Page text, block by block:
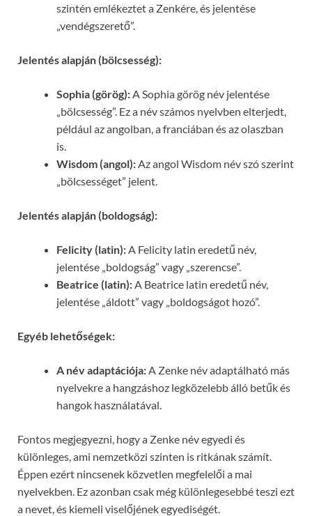
szintén emlékeztet a Zenkére, és jelentése
„vendégszerető”.
Jelentés alapján (bölcsesség):
Sophia (görög): A Sophia görög név jelentése
„bölcsesség”. Ez a név számos nyelvben elterjedt,
például az angolban, a franciában és az olaszban
is.
Wisdom (angol): Az angol Wisdom név szó szerint
„bölcsességet” jelent.
Jelentés alapján (boldogság):
Felicity (latin): A Felicity latin eredetű név,
jelentése „boldogság” vagy „szerencse”.
Beatrice (latin): A Beatrice latin eredetű név,
jelentése „áldott” vagy „boldogságot hozó”.
Egyéb lehetőségek:
A név adaptációja: A Zenke név adaptálható más
nyelvekre a hangzáshoz legközelebb álló betűk és
hangok használatával.
Fontos megjegyezni, hogy a Zenke név egyedi és
különleges, ami nemzetközi szinten is ritkának számít.
Éppen ezért nincsenek közvetlen megfelelői a mai
nyelvekben. Ez azonban csak még különlegesebbé teszi ezt
a nevet, és kiemeli viselőjének egyediségét.